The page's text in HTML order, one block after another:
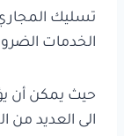
تسليك
الخدمات
حيث يمكن أن
الى العديد من